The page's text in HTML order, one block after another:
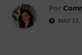
Por
MAY 13,